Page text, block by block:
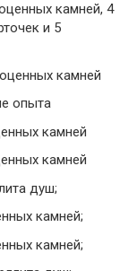
камней, 4
и 5
камней
опыта
камней
камней
душ;
камней;
камней;